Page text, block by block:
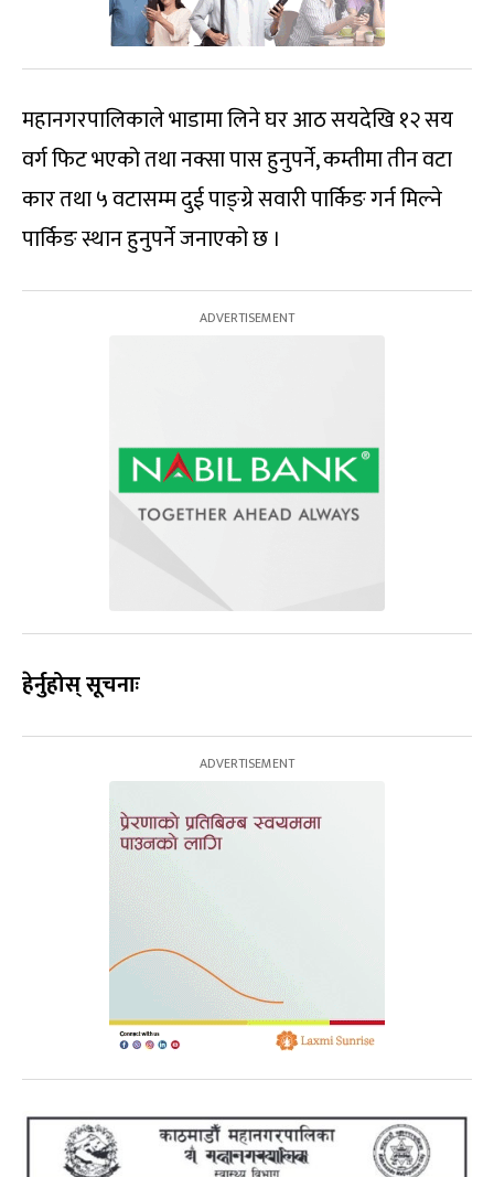
महानगरपालिकाले भाडामा लिने घर आठ सयदेखि १२ सय
वर्ग फिट भएको तथा नक्सा पास हुनुपर्ने, कम्तीमा तीन वटा
कार तथा ५ वटासम्म दुई पाङ्ग्रे सवारी पार्किङ गर्न मिल्ने
पार्किङ स्थान हुनुपर्ने जनाएको छ ।
हेर्नुहोस् सूचनाः